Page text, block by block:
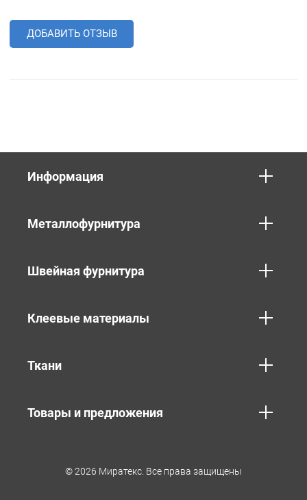
ДОБАВИТЬ ОТЗЫВ
Информация
Металлофурнитура
Швейная фурнитура
Клеевые материалы
Ткани
Товары и предложения
© 2026 Миратекс. Все права защищены